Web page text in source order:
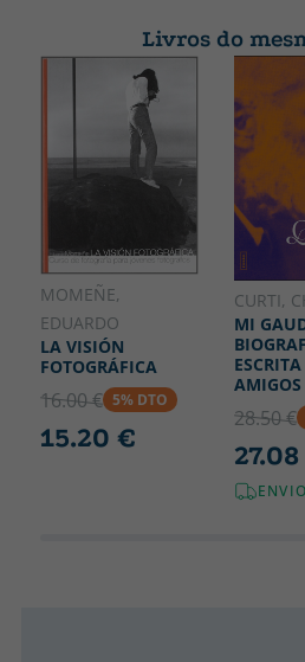
Livros do
MOMEÑE,
EDUARDO
LA VISIÓN
FOTOGRÁFICA
16.00 € 5% DTO
15.20 €
CURTI,
MI
AMIGOS
28.50 €